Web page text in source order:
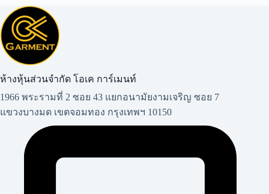
ห้างหุ้นส่วนจำกัด โอเค การ์เมนท์​
1966 พระรามที่ 2 ซอย 43 แยกอนามัยงามเจริญ ซอย 7
แขวงบางมด เขตจอมทอง กรุงเทพฯ 10150